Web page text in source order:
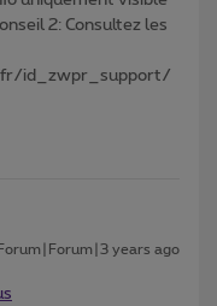
2: Consultez les
id_zwpr_support/
Forum|Forum|3 years ago